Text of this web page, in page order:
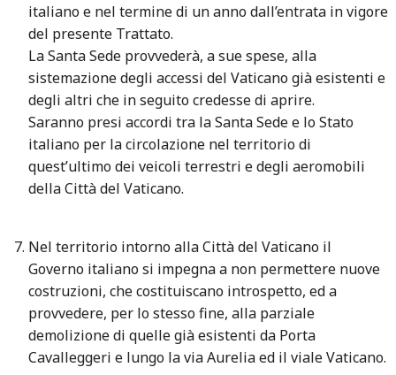
italiano e nel termine di un anno dall’entrata in vigore
del presente Trattato.
La Santa Sede provvederà, a sue spese, alla
sistemazione degli accessi del Vaticano già esistenti e
degli altri che in seguito credesse di aprire.
Saranno presi accordi tra la Santa Sede e lo Stato
italiano per la circolazione nel territorio di
quest’ultimo dei veicoli terrestri e degli aeromobili
della Città del Vaticano.
Nel territorio intorno alla Città del Vaticano il
Governo italiano si impegna a non permettere nuove
costruzioni, che costituiscano introspetto, ed a
provvedere, per lo stesso fine, alla parziale
demolizione di quelle già esistenti da Porta
Cavalleggeri e lungo la via Aurelia ed il viale Vaticano.